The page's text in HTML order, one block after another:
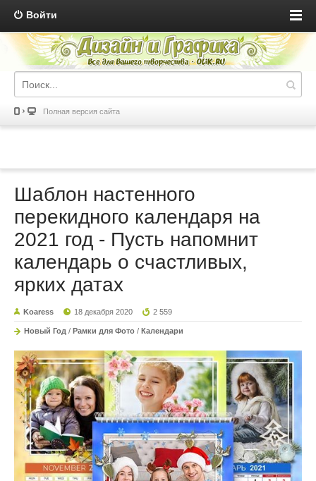
Войти
Полная версия сайта
Шаблон настенного
перекидного календаря на
2021 год - Пусть напомнит
календарь о счастливых,
ярких датах
Koaress 18 декабря 2020 2 559
Новый Год / Рамки для Фото / Календари